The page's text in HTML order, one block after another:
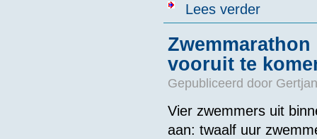
Lees verderover
vooruit te
Gepubliceerd door
Vier zwemmers uit
aan: twaalf uur